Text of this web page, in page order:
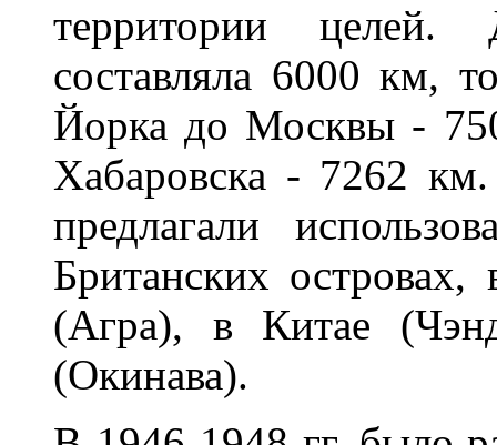
территории целей.
составляла 6000 км,
Йорка до Москвы -
Хабаровска - 7262
предлагали
Британских
(Агра), в Китае
(Окинава).